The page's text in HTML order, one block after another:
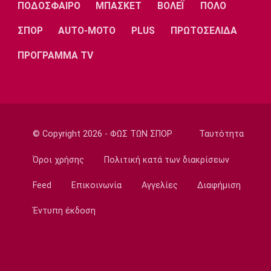
13:40
Εθνικές Μπάσκετ
13:20
Αποκλεισμός της Μαρίας Σάκκαρη από το
τουρνουά του Τορόντο
Εθνικές Μπάσκετ
ΠΟΔΟΣΦΑΙΡΟ ΜΠΑΣΚΕΤ ΒΟΛΕΪ ΠΟΛΟ
ΣΠΟΡ AUTO-MOTO PLUS ΠΡΩΤΟΣΕΛΙΔΑ
ΠΡΟΓΡΑΜΜΑ TV
© Copyright 2026 - ΦΩΣ ΤΩΝ ΣΠΟΡ Ταυτότητα
Όροι χρήσης Πολιτική κατά των διακρίσεων
Feed Επικοινωνία Αγγελίες Διαφήμιση
Έντυπη έκδοση